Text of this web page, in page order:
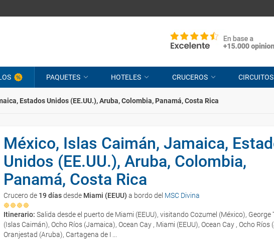
PAQUETES HOTELES CRUCEROS CIRCUITOS
Estados Unidos (EE.UU.), Aruba, Colombia, Panamá, Costa Rica
México, Islas Caimán, Jamaica,
Unidos (EE.UU.), Aruba, Colombia,
Panamá, Costa Rica
Crucero de 19 díasdesde Miami (EEUU) a bordo del MSC Divina
Itinerario: Salida desde el puerto de Miami (EEUU), visitando Cozumel (México), George
(Islas Caimán), Ocho Ríos (Jamaica), Ocean Cay , Miami (EEUU), Ocean Cay , Ocho Ríos
Oranjestad (Aruba), Cartagena de I